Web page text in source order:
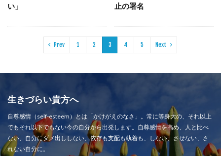
い」
止の署名
Prev 1 2 3 4 5 Next
生きづらい貴方へ
自尊感情（self-esteem）とは「かけがえのなさ」。常に等身大の、それ以上
でもそれ以下でもない今の自分から出発します。自尊感情を高め、人と比べ
ない、自分にダメ出ししない、依存も支配も執着も、しない、させない、さ
れない自分に。